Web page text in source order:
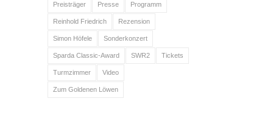
Preisträger Presse Programm
Reinhold Friedrich Rezension
Simon Höfele Sonderkonzert
Sparda Classic-Award SWR2 Tickets
Turmzimmer Video
Zum Goldenen Löwen